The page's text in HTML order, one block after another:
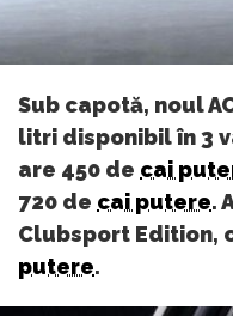
Sub capotă, noul
litri disponibil în 3
are 450 de cai
720 de cai putere.
Clubsport Edition,
putere.